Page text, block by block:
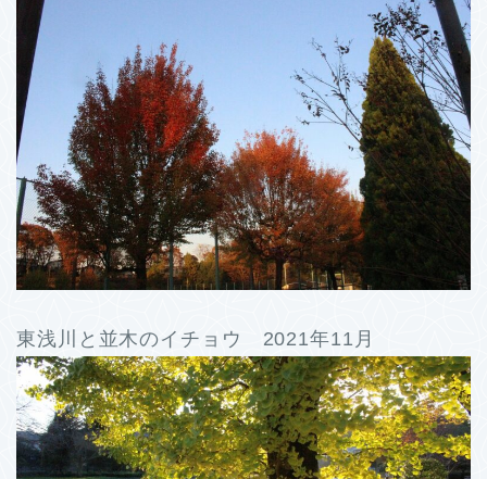
東浅川と並木のイチョウ 2021年11月